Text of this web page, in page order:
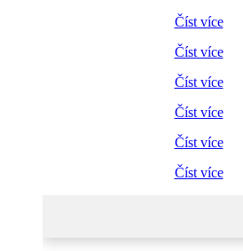
Číst více
Číst více
Číst více
Číst více
Číst více
Číst více